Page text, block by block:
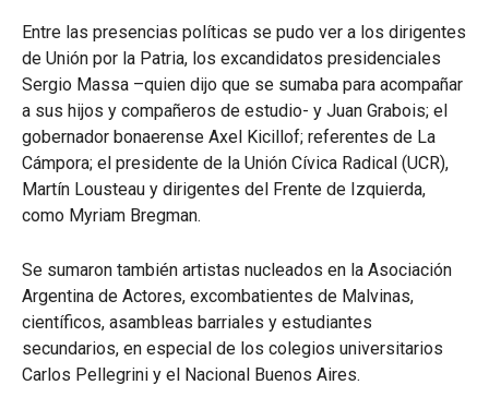
Entre las presencias políticas se pudo ver a los dirigentes
de Unión por la Patria, los excandidatos presidenciales
Sergio Massa –quien dijo que se sumaba para acompañar
a sus hijos y compañeros de estudio- y Juan Grabois; el
gobernador bonaerense Axel Kicillof; referentes de La
Cámpora; el presidente de la Unión Cívica Radical (UCR),
Martín Lousteau y dirigentes del Frente de Izquierda,
como Myriam Bregman.
Se sumaron también artistas nucleados en la Asociación
Argentina de Actores, excombatientes de Malvinas,
científicos, asambleas barriales y estudiantes
secundarios, en especial de los colegios universitarios
Carlos Pellegrini y el Nacional Buenos Aires.